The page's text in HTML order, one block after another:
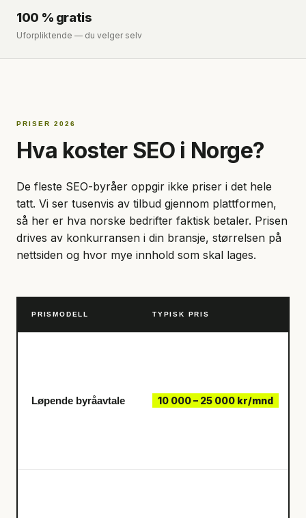
100 % gratis
Uforpliktende — du velger selv
PRISER 2026
Hva koster SEO i Norge?
De fleste SEO-byråer oppgir ikke priser i det hele
tatt. Vi ser tusenvis av tilbud gjennom plattformen,
så her er hva norske bedrifter faktisk betaler. Prisen
drives av konkurransen i din bransje, størrelsen på
nettsiden og hvor mye innhold som skal lages.
PRISMODELL TYPISK PRIS
Løpende byråavtale 10 000 – 25 000 kr/mnd